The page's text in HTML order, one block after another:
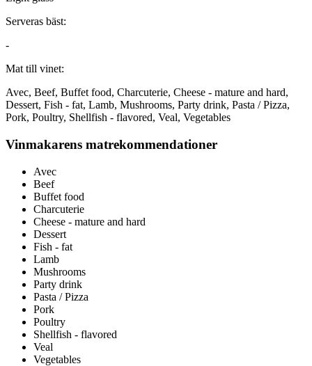
Serveras bäst:
-
Mat till vinet:
Avec, Beef, Buffet food, Charcuterie, Cheese - mature and hard,
Dessert, Fish - fat, Lamb, Mushrooms, Party drink, Pasta / Pizza,
Pork, Poultry, Shellfish - flavored, Veal, Vegetables
Vinmakarens matrekommendationer
Avec
Beef
Buffet food
Charcuterie
Cheese - mature and hard
Dessert
Fish - fat
Lamb
Mushrooms
Party drink
Pasta / Pizza
Pork
Poultry
Shellfish - flavored
Veal
Vegetables